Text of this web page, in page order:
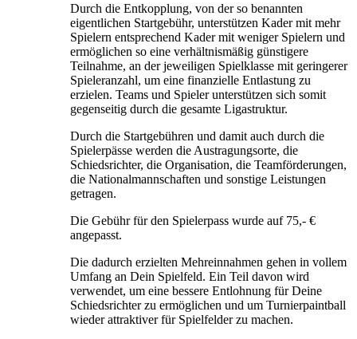
Durch die Entkopplung, von der so benannten
eigentlichen Startgebühr, unterstützen Kader mit mehr
Spielern entsprechend Kader mit weniger Spielern und
ermöglichen so eine verhältnismäßig günstigere
Teilnahme, an der jeweiligen Spielklasse mit geringerer
Spieleranzahl, um eine finanzielle Entlastung zu
erzielen. Teams und Spieler unterstützen sich somit
gegenseitig durch die gesamte Ligastruktur.
Durch die Startgebühren und damit auch durch die
Spielerpässe werden die Austragungsorte, die
Schiedsrichter, die Organisation, die Teamförderungen,
die Nationalmannschaften und sonstige Leistungen
getragen.
Die Gebühr für den Spielerpass wurde auf 75,- €
angepasst.
Die dadurch erzielten Mehreinnahmen gehen in vollem
Umfang an Dein Spielfeld. Ein Teil davon wird
verwendet, um eine bessere Entlohnung für Deine
Schiedsrichter zu ermöglichen und um Turnierpaintball
wieder attraktiver für Spielfelder zu machen.